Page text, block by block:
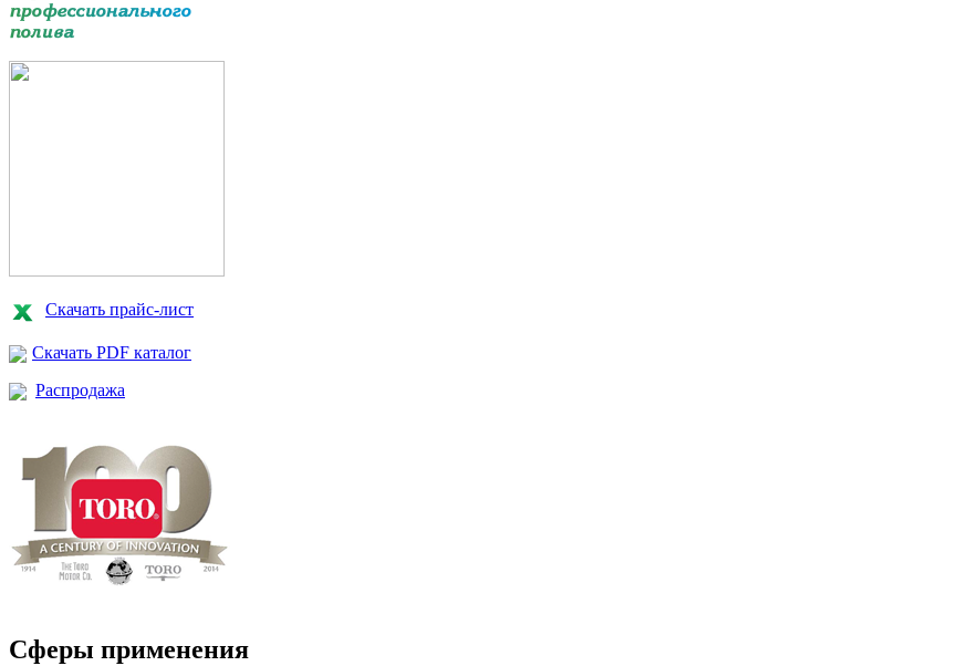
Трубка Super Funny Pipe® 850-25
Подробнее
5312руб.
Скачать прайс-лист
Скачать PDF каталог
Распродажа
Сферы применения